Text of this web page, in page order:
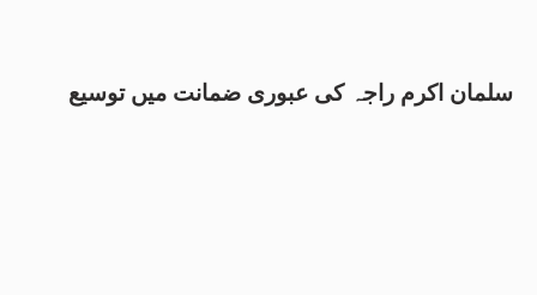
سلمان اکرم راجہ کی عبوری ضمانت میں توسیع